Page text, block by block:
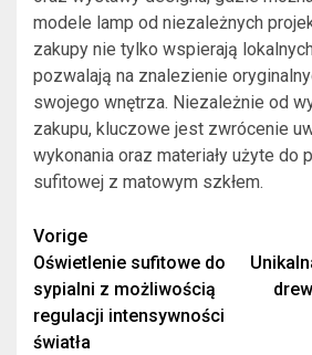
modele lamp od niezależnych
zakupy nie tylko wspierają
pozwalają na znalezienie
swojego wnętrza. Niezależnie od
zakupu, kluczowe jest zwrócenie
wykonania oraz materiały użyte do
sufitowej z matowym szkłem.
Bericht
navigatie
Vorige
Oświetlenie sufitowe do
sypialni z możliwością
regulacji intensywności
światła